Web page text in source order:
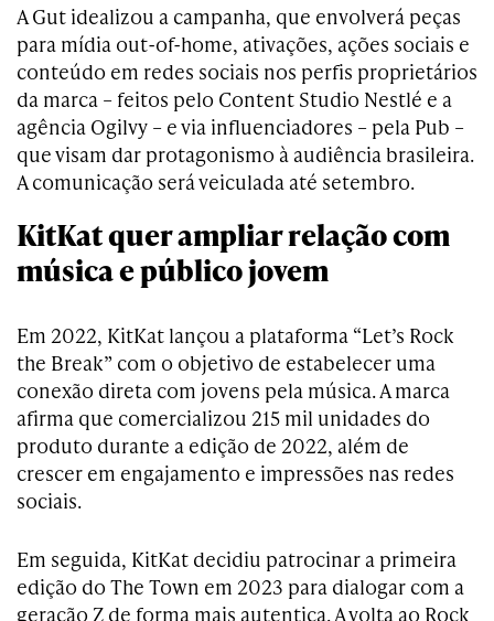
A Gut idealizou a campanha, que envolverá peças
para mídia out-of-home, ativações, ações sociais e
conteúdo em redes sociais nos perfis proprietários
da marca – feitos pelo Content Studio Nestlé e a
agência Ogilvy – e via influenciadores – pela Pub –
que visam dar protagonismo à audiência brasileira.
A comunicação será veiculada até setembro.
KitKat quer ampliar relação com
música e público jovem
Em 2022, KitKat lançou a plataforma “Let’s Rock
the Break” com o objetivo de estabelecer uma
conexão direta com jovens pela música. A marca
afirma que comercializou 215 mil unidades do
produto durante a edição de 2022, além de
crescer em engajamento e impressões nas redes
sociais.
Em seguida, KitKat decidiu patrocinar a primeira
edição do The Town em 2023 para dialogar com a
geração Z de forma mais autentica. A volta ao Rock